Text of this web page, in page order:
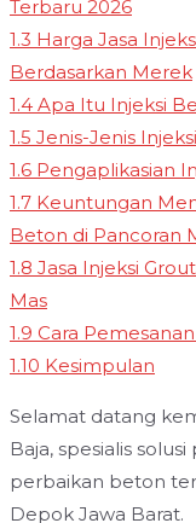
Terbaru 2026
1.3 Harga Jasa
Berdasarkan Merek
1.4 Apa Itu Injeksi
1.5 Jenis-Jenis
1.6 Pengaplikasian
1.7 Keuntungan
Beton di Pancoran
1.8 Jasa Injeksi
Mas
1.9 Cara
1.10 Kesimpulan
Selamat datang
Baja, spesialis
perbaikan beton
Depok Jawa Barat.